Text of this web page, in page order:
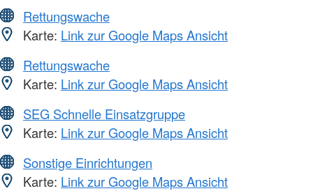
Rettungswache
Karte: Link zur Google Maps Ansicht
Rettungswache
Karte: Link zur Google Maps Ansicht
SEG Schnelle Einsatzgruppe
Karte: Link zur Google Maps Ansicht
Sonstige Einrichtungen
Karte: Link zur Google Maps Ansicht